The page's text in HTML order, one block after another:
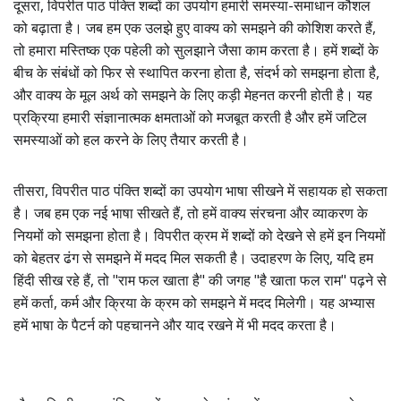
दूसरा, विपरीत पाठ पंक्ति शब्दों का उपयोग हमारी समस्या-समाधान कौशल
को बढ़ाता है। जब हम एक उलझे हुए वाक्य को समझने की कोशिश करते हैं,
तो हमारा मस्तिष्क एक पहेली को सुलझाने जैसा काम करता है। हमें शब्दों के
बीच के संबंधों को फिर से स्थापित करना होता है, संदर्भ को समझना होता है,
और वाक्य के मूल अर्थ को समझने के लिए कड़ी मेहनत करनी होती है। यह
प्रक्रिया हमारी संज्ञानात्मक क्षमताओं को मजबूत करती है और हमें जटिल
समस्याओं को हल करने के लिए तैयार करती है।
तीसरा, विपरीत पाठ पंक्ति शब्दों का उपयोग भाषा सीखने में सहायक हो सकता
है। जब हम एक नई भाषा सीखते हैं, तो हमें वाक्य संरचना और व्याकरण के
नियमों को समझना होता है। विपरीत क्रम में शब्दों को देखने से हमें इन नियमों
को बेहतर ढंग से समझने में मदद मिल सकती है। उदाहरण के लिए, यदि हम
हिंदी सीख रहे हैं, तो "राम फल खाता है" की जगह "है खाता फल राम" पढ़ने से
हमें कर्ता, कर्म और क्रिया के क्रम को समझने में मदद मिलेगी। यह अभ्यास
हमें भाषा के पैटर्न को पहचानने और याद रखने में भी मदद करता है।